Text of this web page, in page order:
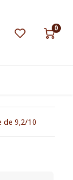
0
de 9,2/10